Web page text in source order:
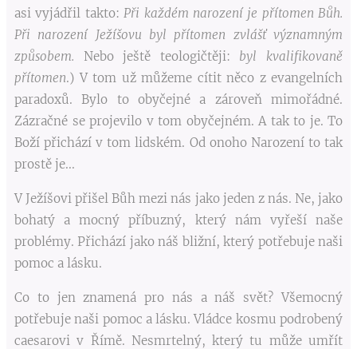
asi vyjádřil takto:Při každém narození je přítomen Bůh.
Při narození Ježíšovu byl přítomen zvlášť významným
způsobem. Nebo ještě teologičtěji: byl kvalifikovaně
přítomen.) V tom už můžeme cítit něco z evangelních
paradoxů. Bylo to obyčejné a zároveň mimořádné.
Zázračné se projevilo v tom obyčejném. A tak to je. To
Boží přichází v tom lidském. Od onoho Narození to tak
prostě je...
V Ježíšovi přišel Bůh mezi nás jako jeden z nás. Ne, jako
bohatý a mocný příbuzný, který nám vyřeší naše
problémy. Přichází jako náš bližní, který potřebuje naši
pomoc a lásku.
Co to jen znamená pro nás a náš svět? Všemocný
potřebuje naši pomoc a lásku. Vládce kosmu podrobený
caesarovi v Římě. Nesmrtelný, který tu může umřít